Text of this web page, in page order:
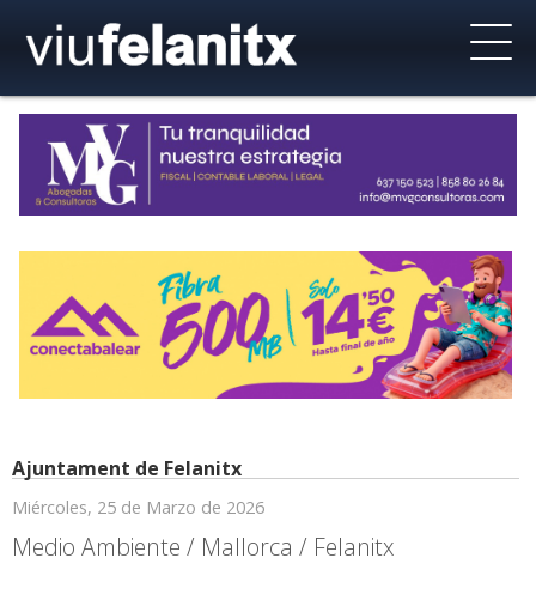
Ajuntament de Felanitx
Miércoles, 25 de Marzo de 2026
Medio Ambiente / Mallorca / Felanitx